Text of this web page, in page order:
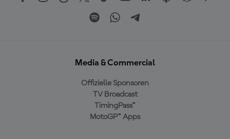
Media & Commercial
Offizielle Sponsoren
TV Broadcast
TimingPass™
MotoGP™ Apps